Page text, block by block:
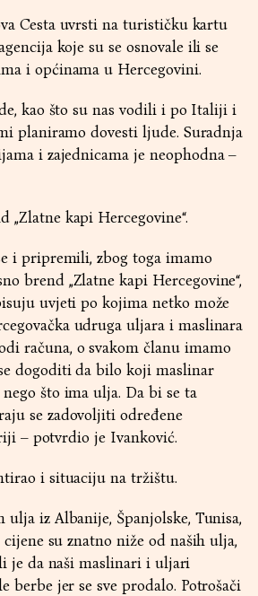
Cesta uvrsti na turističku kartu
koje su se osnovale ili se
i općinama u Hercegovini.
kao što su nas vodili i po Italiji i
planiramo dovesti ljude. Suradnja
i zajednicama je neophodna –
„Zlatne kapi Hercegovine“.
i pripremili, zbog toga imamo
brend „Zlatne kapi Hercegovine“,
uvjeti po kojima netko može
udruga uljara i maslinara
računa, o svakom članu imamo
dogoditi da bilo koji maslinar
što ima ulja. Da bi se ta
se zadovoljiti određene
– potvrdio je Ivanković.
i situaciju na tržištu.
iz Albanije, Španjolske, Tunisa,
su znatno niže od naših ulja,
je da naši maslinari i uljari
berbe jer se sve prodalo. Potrošači